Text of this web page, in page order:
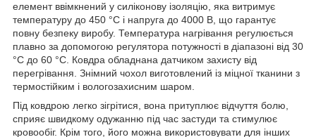
елемент ввімкнений у силіконову ізоляцію, яка витримує
температуру до 450 °C і напруга до 4000 В, що гарантує
повну безпеку виробу. Температура нагрівання регулюється
плавно за допомогою регулятора потужності в діапазоні від 30
°C до 60 °C. Ковдра обладнана датчиком захисту від
перегрівання. Знімний чохол виготовлений із міцної тканини з
термостійким і вологозахисним шаром.
Під ковдрою легко зігрітися, вона притуплює відчуття болю,
сприяє швидкому одужанню під час застуди та стимулює
кровообіг. Крім того, його можна використовувати для інших